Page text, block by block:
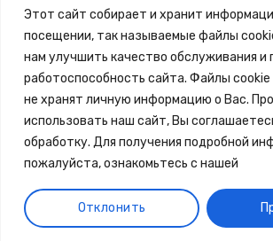
Этот сайт собирает и хранит
посещении, так называемые файлы
нам улучшить качество обслуживания и
работоспособность сайта. Файлы
не хранят личную информацию о Вас.
использовать наш сайт, Вы
обработку. Для получения подробной
пожалуйста, ознакомьтесь с нашей
Отклонить
Copyright 2010 - 2026 ©Зелёная Аптека,
-Tirex Media
Обработка персональных
Обработка файлов cookie